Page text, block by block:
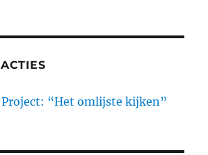
Project: “Het omlijste kijken”